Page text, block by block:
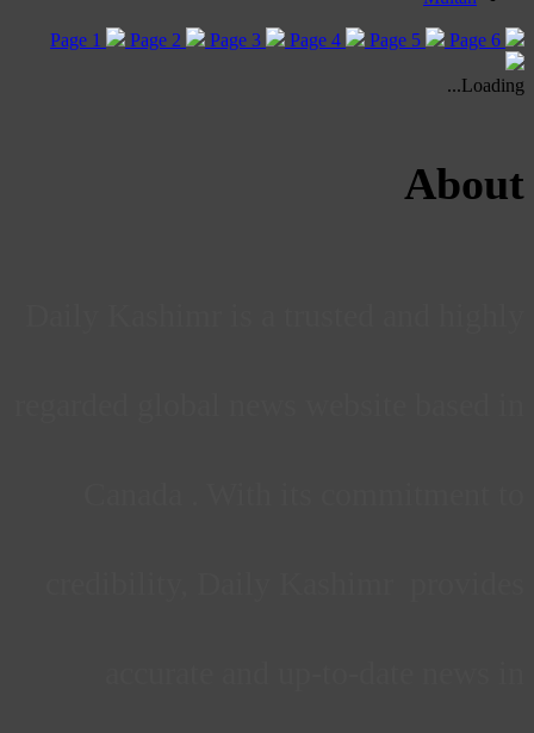
Page 1 Page 2 Page 3 Page 4 Page 5 Page 6
Loading...
About